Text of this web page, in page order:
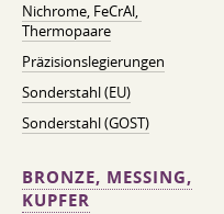
Nichrome, FeСrAl, ​​
Thermopaare
Präzisionslegierungen
Sonderstahl (EU)
Sonderstahl (GOST)
BRONZE, MESSING,
KUPFER